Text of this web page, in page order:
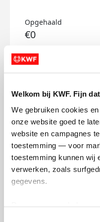
Welkom bij KWF. Fijn
We gebruiken cookies
onze website goed te
website en campagnes
toestemming — voor
toestemming kunnen wij
verwerken, zoals
gegevens.
Opgehaald
€0
Doneer